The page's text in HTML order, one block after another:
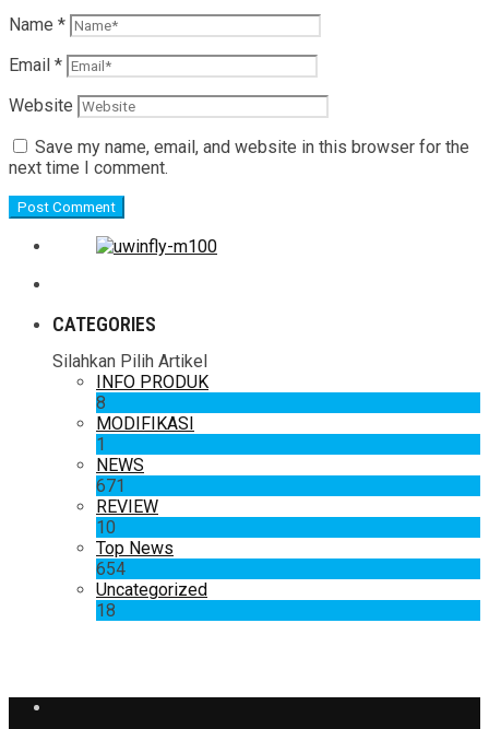
Name *
Email *
Website
Save my name, email, and website in this browser for the
next time I comment.
CATEGORIES
Silahkan Pilih Artikel
INFO PRODUK
8
MODIFIKASI
1
NEWS
671
REVIEW
10
Top News
654
Uncategorized
18